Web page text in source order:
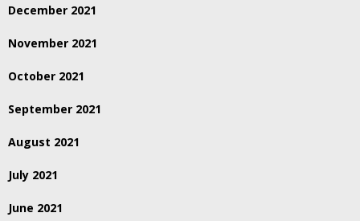
December 2021
November 2021
October 2021
September 2021
August 2021
July 2021
June 2021